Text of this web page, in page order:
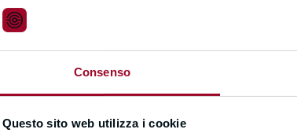
Consenso
Questo sito web utilizza i cookie